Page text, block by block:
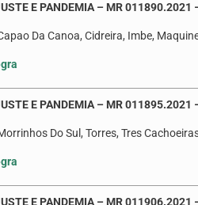
E PANDEMIA – MR 011890.2021
Da Canoa, Cidreira, Imbe,
E PANDEMIA – MR 011895.2021
Do Sul, Torres, Tres
E PANDEMIA – MR 011906.2021